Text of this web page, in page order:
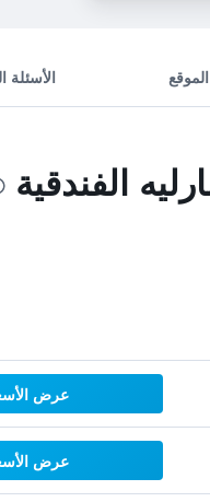
الموقع الأسئلة
الفندقية
عرض
عرض